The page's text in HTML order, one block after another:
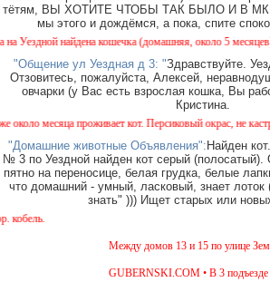
тётям, ВЫ ХОТИТЕ ЧТОБЫ ТАК БЫЛО И В
мы этого и дождёмся, а пока, спите
найдена кошечка (домашняя, около 5 месяцев).
"Общение ул Уездная д 3: "Здравствуйте.
Отзовитесь, пожалуйста, Алексей,
овчарки (у Вас есть взрослая кошка, Вы
Кристина.
проживает кот. Персиковый окрас, не
"Домашние животные Объявления":Найден
№ 3 по Уездной найден кот серый
пятно на переносице, белая грудка, белые
что домашний - умный, ласковый, знает лоток
знать" ))) Ищет старых или
Между домов 13 и 15 по улице
GUBERNSKI.COM • В 3 подъезде